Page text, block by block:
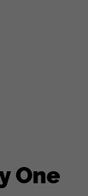
One